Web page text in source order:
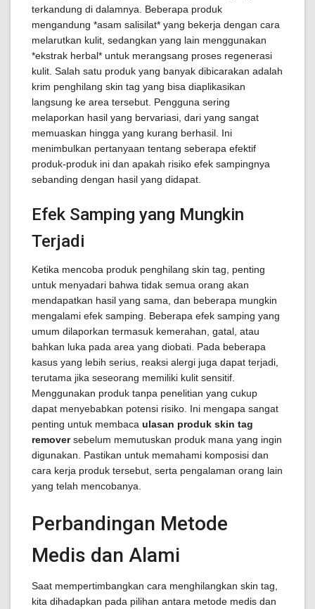
terkandung di dalamnya. Beberapa produk
mengandung *asam salisilat* yang bekerja dengan cara
melarutkan kulit, sedangkan yang lain menggunakan
*ekstrak herbal* untuk merangsang proses regenerasi
kulit. Salah satu produk yang banyak dibicarakan adalah
krim penghilang skin tag yang bisa diaplikasikan
langsung ke area tersebut. Pengguna sering
melaporkan hasil yang bervariasi, dari yang sangat
memuaskan hingga yang kurang berhasil. Ini
menimbulkan pertanyaan tentang seberapa efektif
produk-produk ini dan apakah risiko efek sampingnya
sebanding dengan hasil yang didapat.
Efek Samping yang Mungkin
Terjadi
Ketika mencoba produk penghilang skin tag, penting
untuk menyadari bahwa tidak semua orang akan
mendapatkan hasil yang sama, dan beberapa mungkin
mengalami efek samping. Beberapa efek samping yang
umum dilaporkan termasuk kemerahan, gatal, atau
bahkan luka pada area yang diobati. Pada beberapa
kasus yang lebih serius, reaksi alergi juga dapat terjadi,
terutama jika seseorang memiliki kulit sensitif.
Menggunakan produk tanpa penelitian yang cukup
dapat menyebabkan potensi risiko. Ini mengapa sangat
penting untuk membaca ulasan produk skin tag
removersebelum memutuskan produk mana yang ingin
digunakan. Pastikan untuk memahami komposisi dan
cara kerja produk tersebut, serta pengalaman orang lain
yang telah mencobanya.
Perbandingan Metode
Medis dan Alami
Saat mempertimbangkan cara menghilangkan skin tag,
kita dihadapkan pada pilihan antara metode medis dan